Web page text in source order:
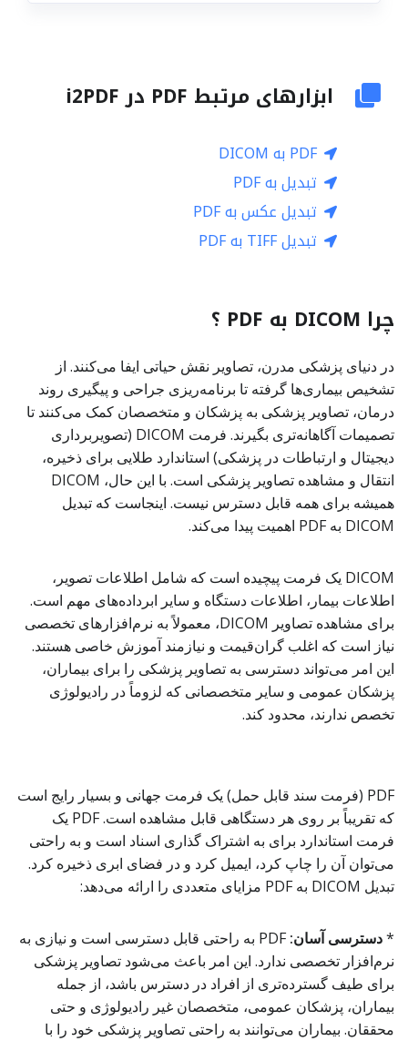
ابزارهای مرتبط PDF در i2PDF
PDF به DICOM
تبدیل به PDF
تبدیل عکس به PDF
تبدیل TIFF به PDF
چرا DICOM به PDF ؟
در دنیای پزشکی مدرن، تصاویر نقش حیاتی ایفا می‌کنند. از
تشخیص بیماری‌ها گرفته تا برنامه‌ریزی جراحی و پیگیری روند
درمان، تصاویر پزشکی به پزشکان و متخصصان کمک می‌کنند تا
تصمیمات آگاهانه‌تری بگیرند. فرمت DICOM (تصویربرداری
دیجیتال و ارتباطات در پزشکی) استاندارد طلایی برای ذخیره،
انتقال و مشاهده تصاویر پزشکی است. با این حال، DICOM
همیشه برای همه قابل دسترس نیست. اینجاست که تبدیل
DICOM به PDF اهمیت پیدا می‌کند.
DICOM یک فرمت پیچیده است که شامل اطلاعات تصویر،
اطلاعات بیمار، اطلاعات دستگاه و سایر ابرداده‌های مهم است.
برای مشاهده تصاویر DICOM، معمولاً به نرم‌افزارهای تخصصی
نیاز است که اغلب گران‌قیمت و نیازمند آموزش خاصی هستند.
این امر می‌تواند دسترسی به تصاویر پزشکی را برای بیماران،
پزشکان عمومی و سایر متخصصانی که لزوماً در رادیولوژی
تخصص ندارند، محدود کند.
PDF (فرمت سند قابل حمل) یک فرمت جهانی و بسیار رایج است
که تقریباً بر روی هر دستگاهی قابل مشاهده است. PDF یک
فرمت استاندارد برای به اشتراک گذاری اسناد است و به راحتی
می‌توان آن را چاپ کرد، ایمیل کرد و در فضای ابری ذخیره کرد.
تبدیل DICOM به PDF مزایای متعددی را ارائه می‌دهد:
*دسترسی آسان:
PDF به راحتی قابل دسترسی است و نیازی به
نرم‌افزار تخصصی ندارد. این امر باعث می‌شود تصاویر پزشکی
برای طیف گسترده‌تری از افراد در دسترس باشد، از جمله
بیماران، پزشکان عمومی، متخصصان غیر رادیولوژی و حتی
محققان. بیماران می‌توانند به راحتی تصاویر پزشکی خود را با